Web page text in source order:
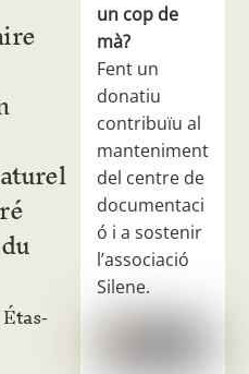
un cop de
mà?
Fent un
donatiu
contribuïu al
manteniment
del centre de
documentaci
ó i a sostenir
l’associació
Silene.